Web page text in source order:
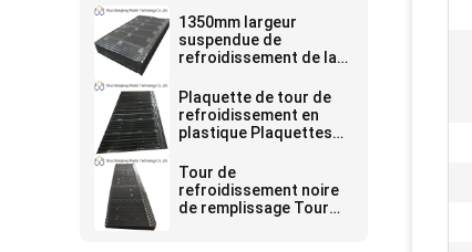
1350mm largeur
suspendue de
refroidissement de la
PVC EAC remplis de la
tour de
refroidissement
Plaquette de tour de
refroidissement en
plastique Plaquettes
évaporation
Remplissage par film
pour tours de
refroidissement WXR
Tour de
refroidissement noire
de remplissage Tour